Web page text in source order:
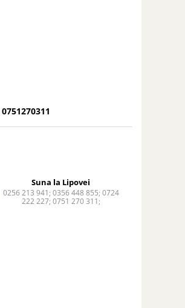
0751270311
Suna la Lipovei
0256 213 941; 0356 448 855; 0724
222 227; 0751 270 311;